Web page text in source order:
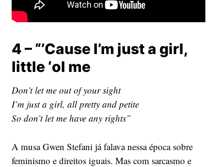
4 – “’Cause I’m just a girl,
little ‘ol me
Don’t let me out of your sight
I’m just a girl, all pretty and petite
So don’t let me have any rights”
A musa Gwen Stefani já falava nessa época sobre
feminismo e direitos iguais. Mas com sarcasmo e